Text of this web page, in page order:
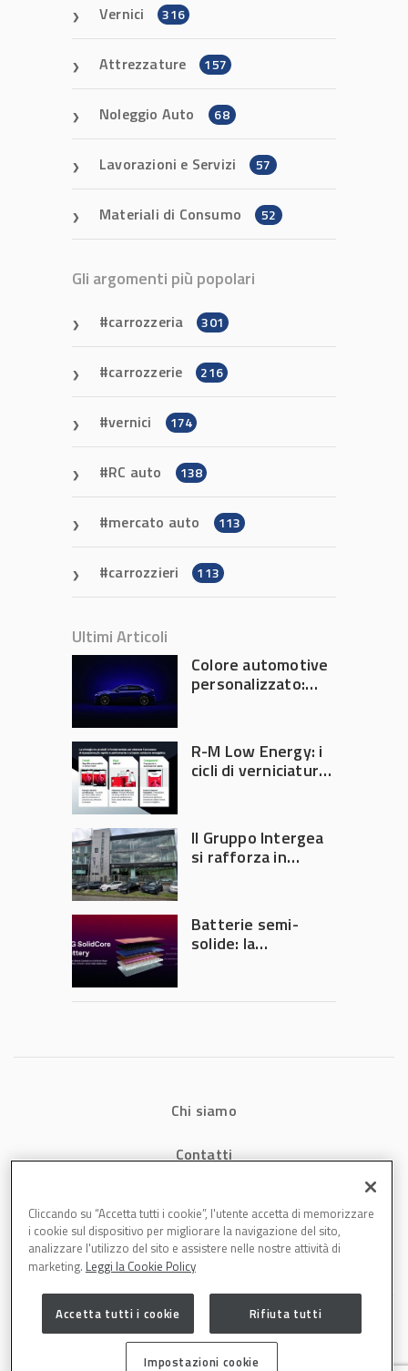
Vernici 316
Attrezzature 157
Noleggio Auto 68
Lavorazioni e Servizi 57
Materiali di Consumo 52
Gli argomenti più popolari
carrozzeria 301
carrozzerie 216
vernici 174
RC auto 138
mercato auto 113
carrozzieri 113
Ultimi Articoli
Colore automotive
personalizzato:
diventa ingegneria
di precisione
R-M Low Energy: i
cicli di verniciatura
tempi e costi in
carrozzeria
Il Gruppo Intergea
si rafforza in
Batterie semi-
solide: la
accelerare la
Chi siamo
Contatti
Cookies
Cliccando su “Accetta tutti i cookie”, l'utente accetta di memorizzare
i cookie sul dispositivo per migliorare la navigazione del sito,
analizzare l'utilizzo del sito e assistere nelle nostre attività di
marketing. Leggi la Cookie Policy
Accetta tutti i cookie Rifiuta tutti
Impostazioni cookie